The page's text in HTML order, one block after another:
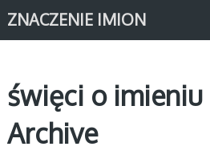
ZNACZENIE IMION
święci o
Archive